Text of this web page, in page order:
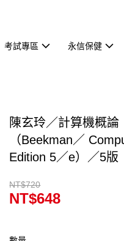
考試專區 永信保健
陳玄玲／計算機概論
（Beekman／
Edition 5／e）／5版
NT$720
NT$648